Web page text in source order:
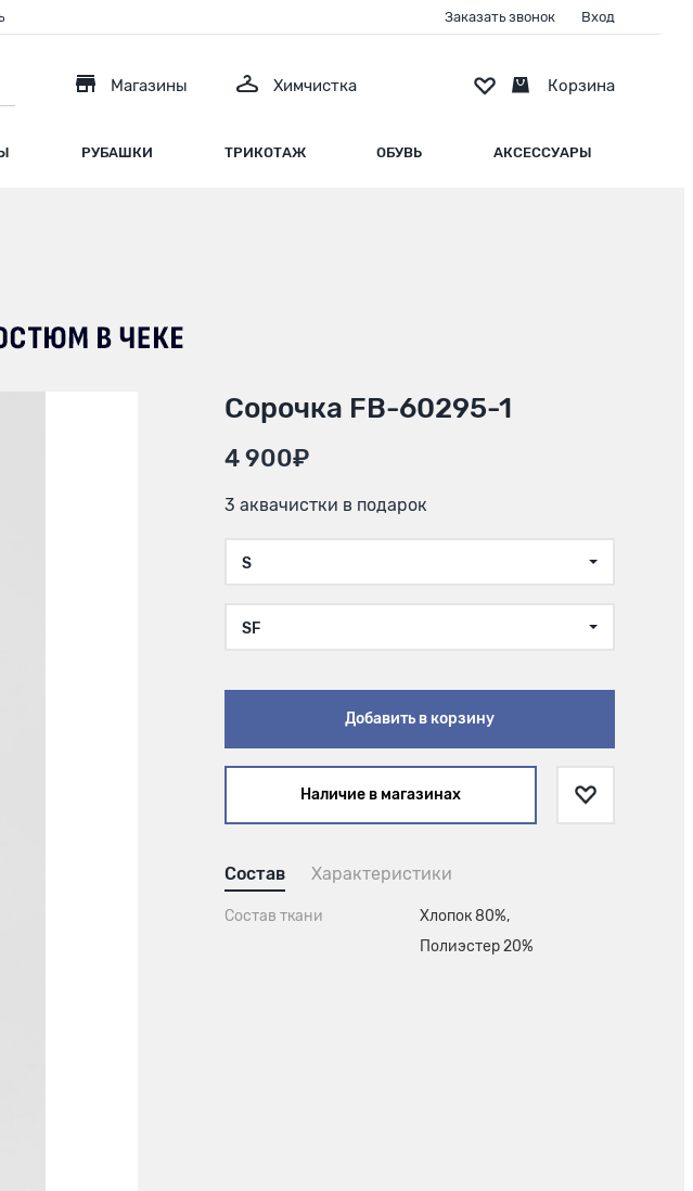
РУБАШКИ ТРИКОТАЖ ОБУВЬ АКСЕССУАРЫ
Магазины Химчистка
Заказать звонок Вход
Корзина
Сорочка FB-60295-1
4 900₽
3 аквачистки в подарок
S
SF
Добавить в корзину
Наличие в магазинах
Состав Характеристики
Состав ткани
Хлопок 80%,
Полиэстер 20%